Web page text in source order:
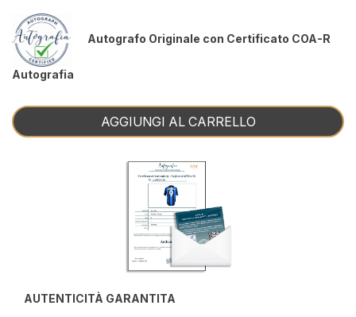
Autografo Originale con Certificato COA-R
Autografia
AGGIUNGI AL CARRELLO
AUTENTICITÀ GARANTITA